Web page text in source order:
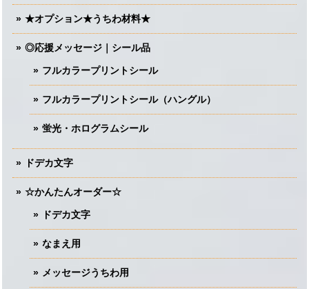
★オプション★うちわ材料★
◎応援メッセージ｜シール品
フルカラープリントシール
フルカラープリントシール（ハングル）
蛍光・ホログラムシール
ドデカ文字
☆かんたんオーダー☆
ドデカ文字
なまえ用
メッセージうちわ用